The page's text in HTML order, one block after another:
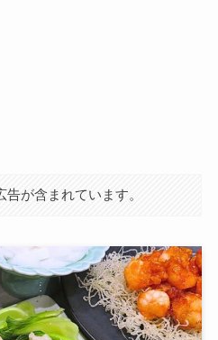
が含まれています。